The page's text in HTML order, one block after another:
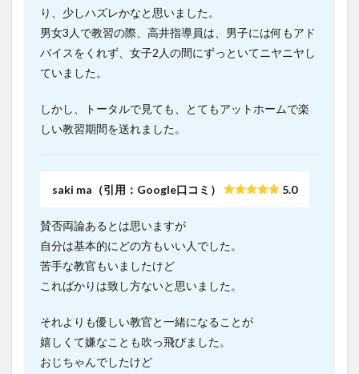
り、少しハズレかなと思いました。
男女3人で教習の際、高井指導員は、男子には何もアド
バイスをくれず、女子2人の間にずっといてニヤニヤし
ていました。
しかし、トータルで見ても、とてもアットホームで楽
しい教習期間を送れました。
saki ma（引用：Google口コミ） 5.0
賛否両論あるとは思いますが
自分は基本的にどの方もいい人でした。
苦手な教官もいましたけど
こればかりは致し方ないと思いました。
それよりも優しい教官と一緒になることが
嬉しくて嫌なことも吹っ飛びました。
おじちゃんでしたけど